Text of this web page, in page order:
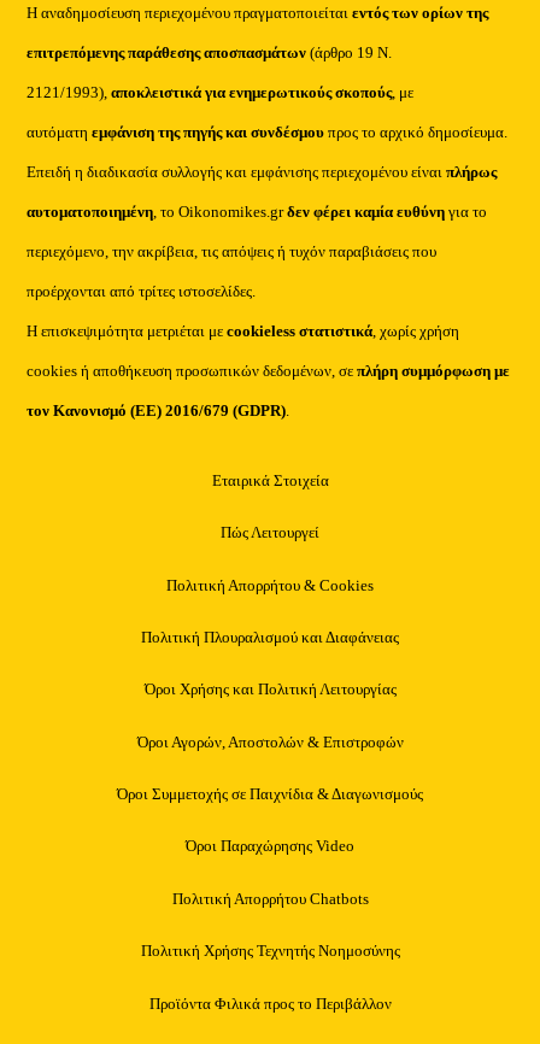
Η αναδημοσίευση περιεχομένου πραγματοποιείταιεντός των ορίων της
επιτρεπόμενης παράθεσης αποσπασμάτων (άρθρο 19 Ν.
2121/1993), αποκλειστικά για ενημερωτικούς σκοπούς, με
αυτόματηεμφάνιση της πηγής και συνδέσμου προς το αρχικό δημοσίευμα.
Επειδή η διαδικασία συλλογής και εμφάνισης περιεχομένου είναιπλήρως
αυτοματοποιημένη, το Oikonomikes.grδεν φέρει καμία ευθύνη για το
περιεχόμενο, την ακρίβεια, τις απόψεις ή τυχόν παραβιάσεις που
προέρχονται από τρίτες ιστοσελίδες.
Η επισκεψιμότητα μετριέται μεcookieless στατιστικά, χωρίς χρήση
cookies ή αποθήκευση προσωπικών δεδομένων, σεπλήρη συμμόρφωση με
τον Κανονισμό (ΕΕ) 2016/679 (GDPR).
Εταιρικά Στοιχεία
Πώς Λειτουργεί
Πολιτική Απορρήτου & Cookies
Πολιτική Πλουραλισμού και Διαφάνειας
Όροι Χρήσης και Πολιτική Λειτουργίας
Όροι Αγορών, Αποστολών & Επιστροφών
Όροι Συμμετοχής σε Παιχνίδια & Διαγωνισμούς
Όροι Παραχώρησης Video
Πολιτική Απορρήτου Chatbots
Πολιτική Χρήσης Τεχνητής Νοημοσύνης
Προϊόντα Φιλικά προς το Περιβάλλον